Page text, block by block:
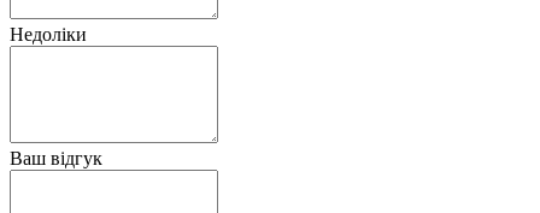
Недоліки
Ваш відгук